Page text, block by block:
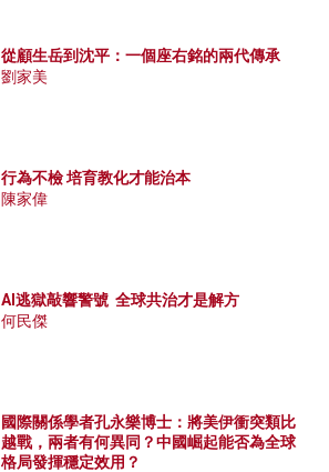
從顧生岳到沈平：一個座右銘的兩代傳承
劉家美
行為不檢 培育教化才能治本
陳家偉
AI逃獄敲響警號 全球共治才是解方
何民傑
國際關係學者孔永樂博士：將美伊衝突類比
越戰，兩者有何異同？中國崛起能否為全球
格局發揮穩定效用？